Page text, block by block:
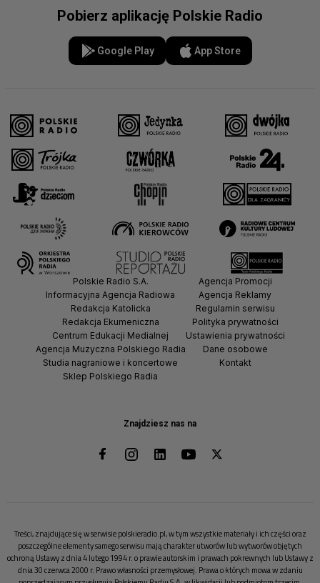
Pobierz aplikację Polskie Radio
Google Play App Store
Znajdziesz nas na
Polskie Radio S.A.
Informacyjna Agencja Radiowa
Redakcja Katolicka
Redakcja Ekumeniczna
Centrum Edukacji Medialnej
Agencja Muzyczna Polskiego Radia
Studia nagraniowe i koncertowe
Sklep Polskiego Radia
Agencja Promocji
Agencja Reklamy
Regulamin serwisu
Polityka prywatności
Ustawienia prywatności
Dane osobowe
Kontakt
Treści, znajdujące się w serwisie polskieradio.pl, w tym wszystkie materiały i ich części oraz
poszczególne elementy samego serwisu mają charakter utworów lub wytworów objętych
ochroną Ustawy z dnia 4 lutego 1994 r. o prawie autorskim i prawach pokrewnych lub Ustawy z
dnia 30 czerwca 2000 r. Prawo własności przemysłowej. Prawa o których mowa w zdaniu